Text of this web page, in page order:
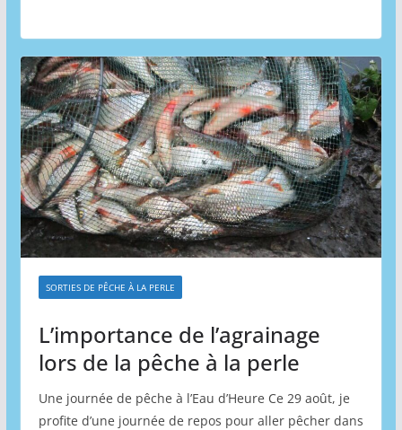
SORTIES DE PÊCHE À LA PERLE
L’importance de l’agrainage
lors de la pêche à la perle
Une journée de pêche à l’Eau d’Heure Ce 29 août, je
profite d’une journée de repos pour aller pêcher dans